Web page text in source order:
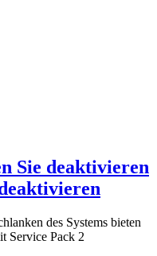
Sie deaktivieren
des Systems bieten
Service Pack 2